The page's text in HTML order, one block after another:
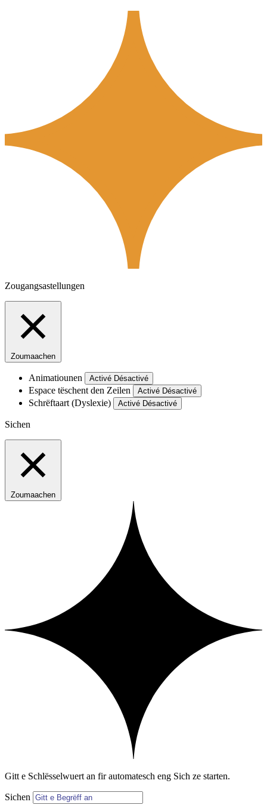
Zougangsastellungen
Zoumaachen
Animatiounen Activé Désactivé
Espace tëschent den Zeilen Activé Désactivé
Schrëftaart (Dyslexie) Activé Désactivé
Sichen
Zoumaachen
Gitt e Schlësselwuert an fir automatesch eng Sich ze starten.
Sichen